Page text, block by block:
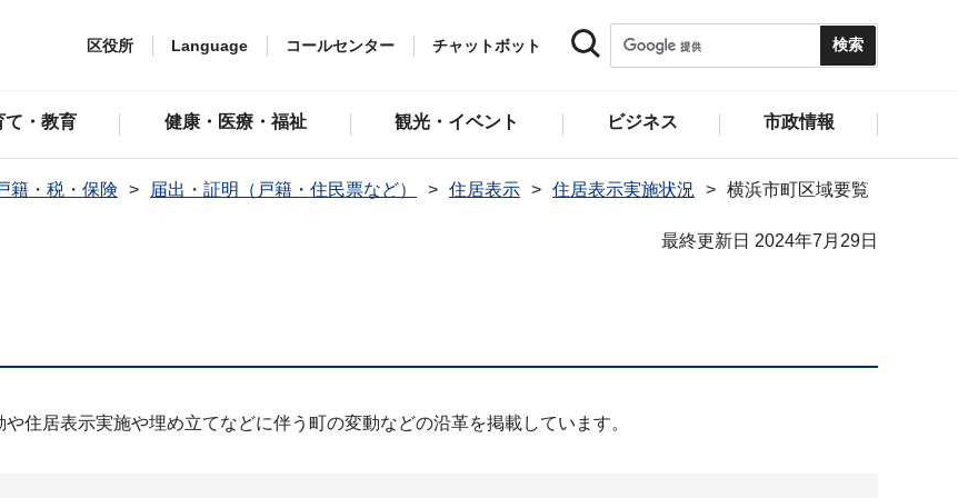
区役所 Language コールセンター チャットボット
て・教育 健康・医療・福祉 観光・イベント ビジネス 市政情報
籍・税・保険 届出・証明（戸籍・住民票など） 住居表示 住居表示実施状況 横浜市町区域要覧
最終更新日 2024年7月29日
住居表示実施や埋め立てなどに伴う町の変動などの沿革を掲載しています。